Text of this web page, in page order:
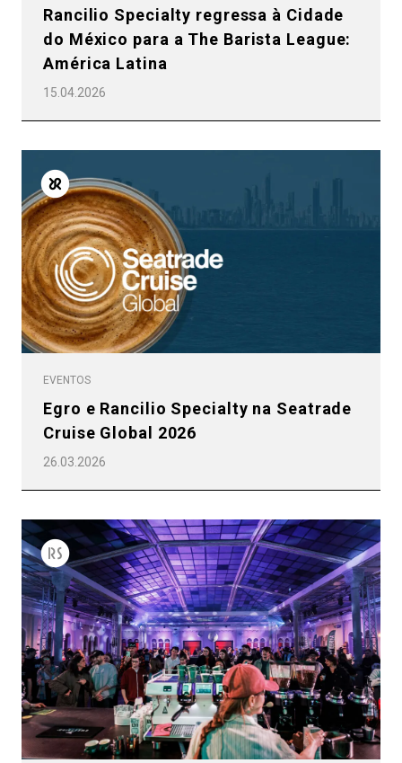
Rancilio Specialty regressa à Cidade
do México para a The Barista League:
América Latina
15.04.2026
EVENTOS
Egro e Rancilio Specialty na Seatrade
Cruise Global 2026
26.03.2026